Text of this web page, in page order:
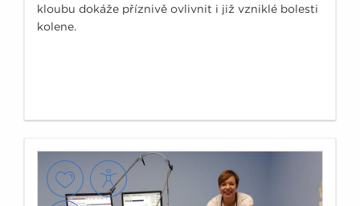
kloubu dokáže příznivě ovlivnit i již vzniklé bolesti
kolene.